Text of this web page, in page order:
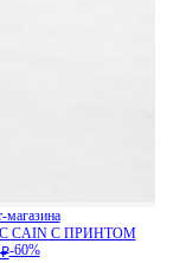
магазина
CAIN С ПРИНТОМ
-60%